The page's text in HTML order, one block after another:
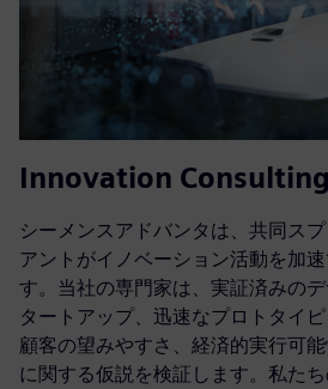
Innovation Consulting
シーメンスアドバンタは、共同ス
アントがイノベーション活動を加
す。当社の専門家は、実証済みの
タートアップ、迅速なプロトタイピ
顧客の望みやすさ、経済的実行可
に関する仮説を検証します。私た